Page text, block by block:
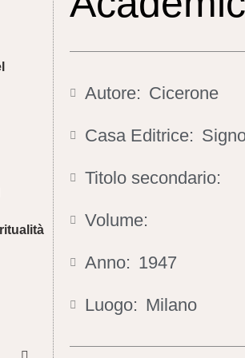
Autore: Cicerone
Casa Editrice:
Titolo secondario:
Volume:
Anno: 1947
Luogo: Milano